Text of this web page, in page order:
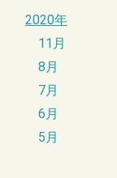
2020年
11月
8月
7月
6月
5月